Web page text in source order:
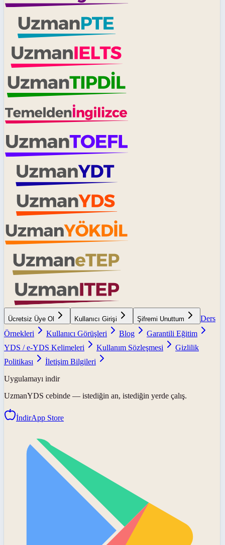
Ücretsiz Üye Ol Kullanıcı Girişi Şifremi Unuttum
Ders
Örnekleri
Kullanıcı Görüşleri Blog
Garantili Eğitim
YDS / e-YDS Kelimeleri
Kullanım Sözleşmesi
Gizlilik
Politikası
İletişim Bilgileri
Uygulamayı indir
UzmanYDS cebinde — istediğin an, istediğin yerde çalış.
İndirApp Store